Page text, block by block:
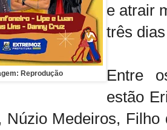
Reprodução
e atrair
três
Entre
estão
Núzio Medeiros,